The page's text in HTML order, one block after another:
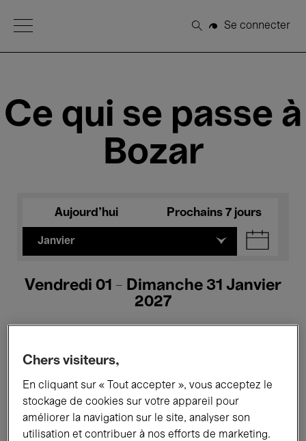
Open Menu
Rechercher
Se connecter
Ce qui se passe à
Bozar
Aujourd'hui Prochains 7 jours
Janvier
Vendredi 01 - Dimanche 31 Janvier
2027
Tous les événements Concerts
Expositions Films Performances
Chers visiteurs,
En cliquant sur « Tout accepter », vous acceptez le
stockage de cookies sur votre appareil pour
améliorer la navigation sur le site, analyser son
utilisation et contribuer à nos efforts de marketing.